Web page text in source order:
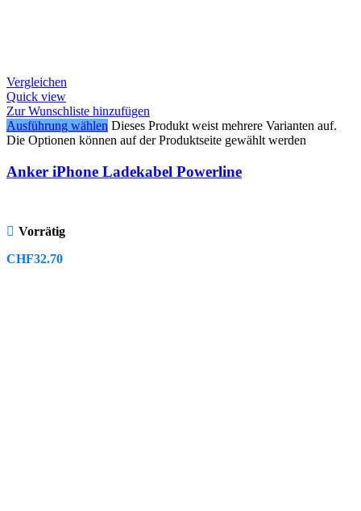
Vergleichen
Quick view
Zur Wunschliste hinzufügen
Ausführung wählen Dieses Produkt weist mehrere Varianten auf.
Die Optionen können auf der Produktseite gewählt werden
Anker iPhone Ladekabel Powerline
Vorrätig
CHF32.70